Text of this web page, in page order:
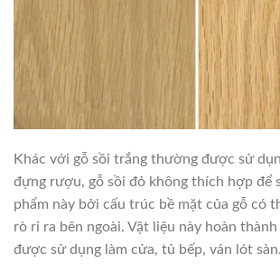
Khác với gỗ sồi trắng thường được sử
đựng rượu, gỗ sồi đỏ không thích hợp để
phẩm này bởi cấu trúc bề mặt của gỗ có
rò rỉ ra bên ngoài. Vật liệu này hoàn
được sử dụng làm cửa, tủ bếp, ván lót